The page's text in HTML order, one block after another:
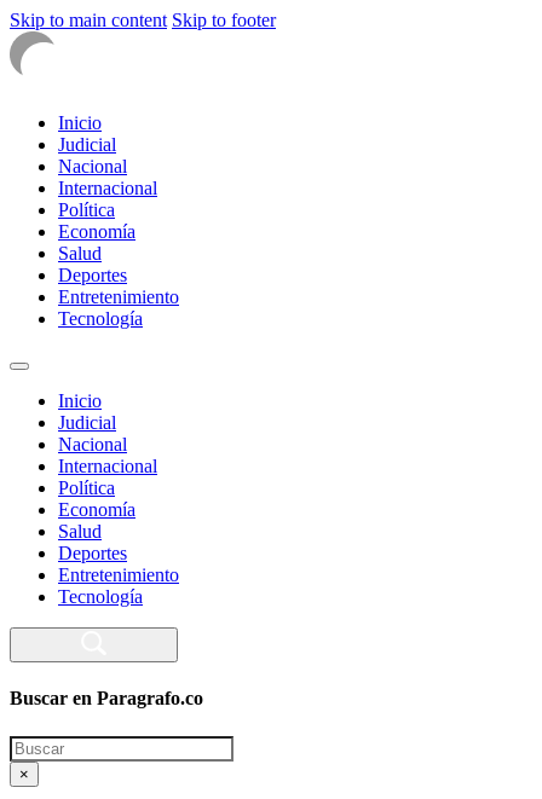
Skip to main content Skip to footer
Inicio
Judicial
Nacional
Internacional
Política
Economía
Salud
Deportes
Entretenimiento
Tecnología
Inicio
Judicial
Nacional
Internacional
Política
Economía
Salud
Deportes
Entretenimiento
Tecnología
Buscar en Paragrafo.co
Search
×